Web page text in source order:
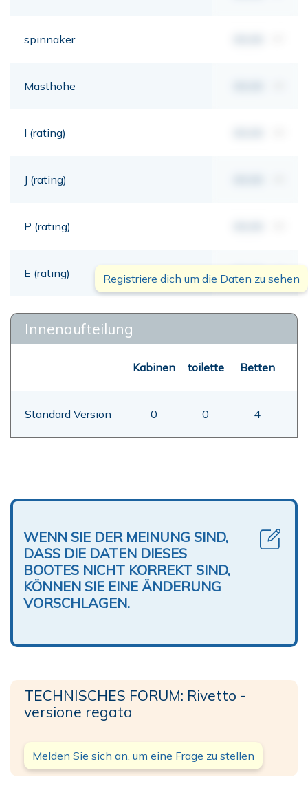
spinnaker
Masthöhe
I (rating)
J (rating)
P (rating)
E (rating) 00,00 mt
Registriere dich um die Daten zu sehen
Innenaufteilung
Kabinen toilette Betten
Standard Version 0 0 4
WENN SIE DER MEINUNG SIND,
DASS DIE DATEN DIESES
BOOTES NICHT KORREKT SIND,
KÖNNEN SIE EINE ÄNDERUNG
VORSCHLAGEN.
TECHNISCHES FORUM: Rivetto -
versione regata
Melden Sie sich an, um eine Frage zu stellen